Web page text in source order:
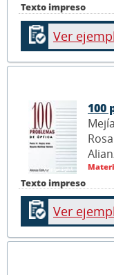
Texto impreso
Ver
Texto impreso
100
Ver